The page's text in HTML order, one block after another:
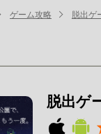
ゲーム攻略 脱出ゲ
脱出ゲ